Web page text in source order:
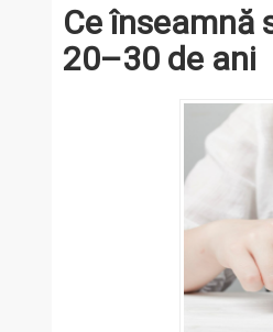
Ce înseamnă
20–30 de ani